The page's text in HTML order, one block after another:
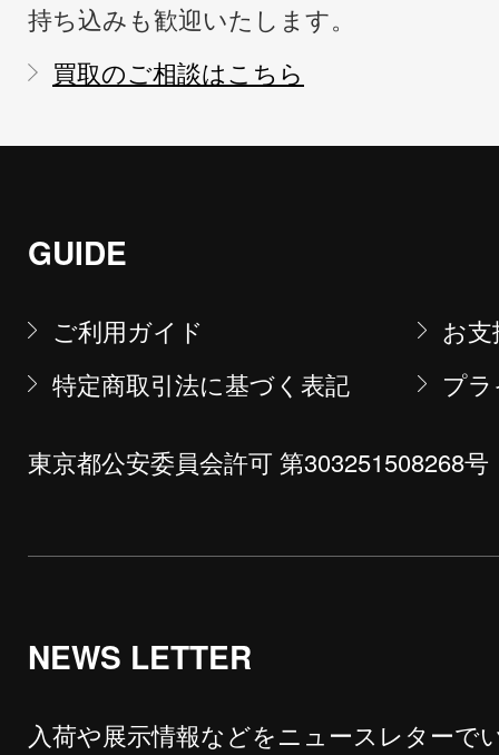
持ち込みも歓迎いたします。
買取のご相談はこちら
GUIDE
ご利用ガイド
お
特定商取引法に基づく表記
プ
東京都公安委員会許可 第303251508268号
NEWS LETTER
入荷や展示情報などをニュースレターで